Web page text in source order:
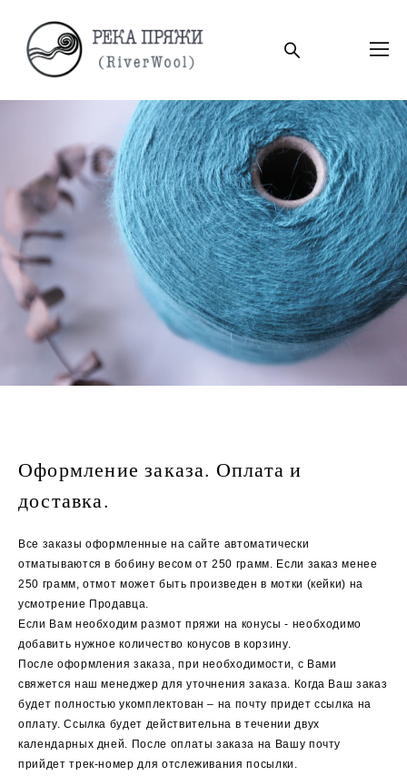
Оформление заказа. Оплата и
доставка.
Все заказы оформленные на сайте автоматически
отматываются в бобину весом от 250 грамм. Если заказ менее
250 грамм, отмот может быть произведен в мотки (кейки) на
усмотрение Продавца.
Если Вам необходим размот пряжи на конусы - необходимо
добавить нужное количество конусов в корзину.
После оформления заказа, при необходимости, с Вами
свяжется наш менеджер для уточнения заказа. Когда Ваш заказ
будет полностью укомплектован – на почту придет ссылка на
оплату. Ссылка будет действительна в течении двух
календарных дней. После оплаты заказа на Вашу почту
прийдет трек-номер для отслеживания посылки.